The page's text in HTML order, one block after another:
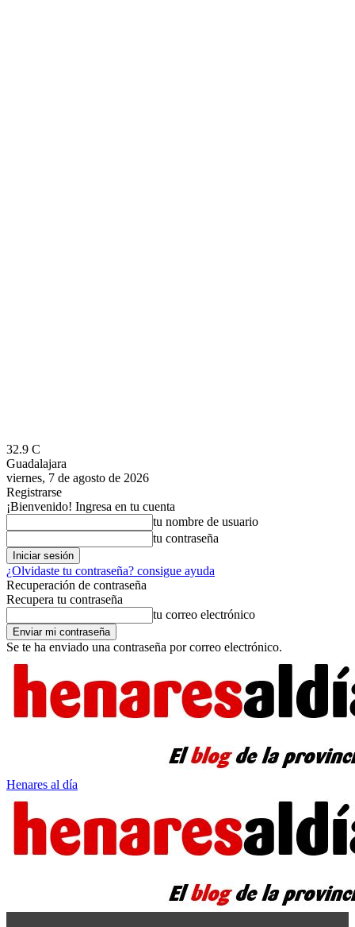
32.9 C
Guadalajara
viernes, 7 de agosto de 2026
Registrarse
¡Bienvenido! Ingresa en tu cuenta
tu nombre de usuario
tu contraseña
¿Olvidaste tu contraseña? consigue ayuda
Recuperación de contraseña
Recupera tu contraseña
tu correo electrónico
Se te ha enviado una contraseña por correo electrónico.
Henares al día